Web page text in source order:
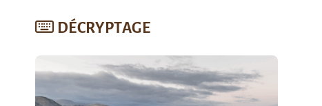
DÉCRYPTAGE